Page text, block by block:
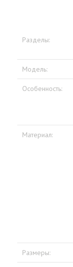
Разделы:
Модель:
Особенность:
Материал:
Размеры: